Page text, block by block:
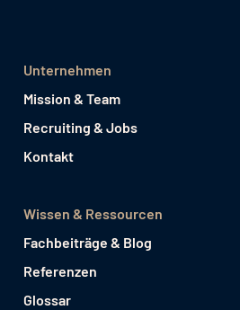
Unternehmen
Mission & Team
Recruiting & Jobs
Kontakt
Wissen & Ressourcen
Fachbeiträge & Blog
Referenzen
Glossar